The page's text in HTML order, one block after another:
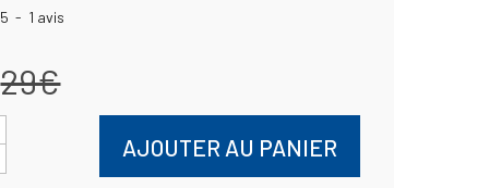
5 - 1 avis
29€
AJOUTER AU PANIER